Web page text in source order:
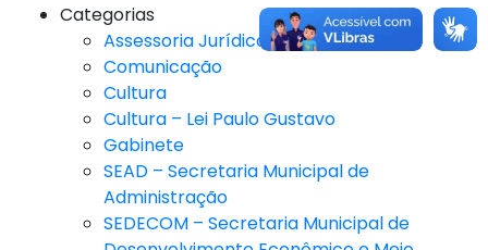
Categorias
Assessoria Jurídica
Comunicação
Cultura
Cultura – Lei Paulo Gustavo
Gabinete
SEAD – Secretaria Municipal de
Administração
SEDECOM – Secretaria Municipal de